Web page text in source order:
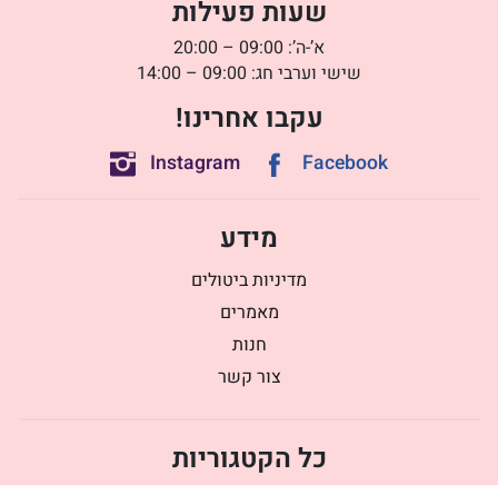
שעות פעילות
א’-ה’: 09:00 – 20:00
שישי וערבי חג: 09:00 – 14:00
עקבו אחרינו!
Facebook
Instagram
מידע
מדיניות ביטולים
מאמרים
חנות
צור קשר
כל הקטגוריות